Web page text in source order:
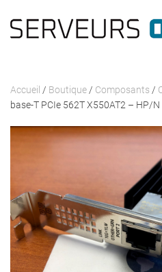
Passer au contenu
Accueil / Boutique / Composants /
base-T PCIe 562T X550AT2 – HP/